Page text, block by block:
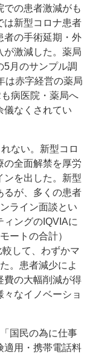
での患者激減がも
は新型コロナ患者
者の手術延期・外
が激減した。薬局
5月のサンプル調
は赤字経営の薬局
病医院・薬局へ
儀なくされてい
ない。新型コロ
の全面解禁を厚労
ンを出した。新型
るが、多くの患者
ライン面談とい
ィングのIQVIAに
ートの合計）
して、わずかマ
。患者減少によ
費の大幅削減が得
なイノベーショ
国民の為に仕事
適用・携帯電話料